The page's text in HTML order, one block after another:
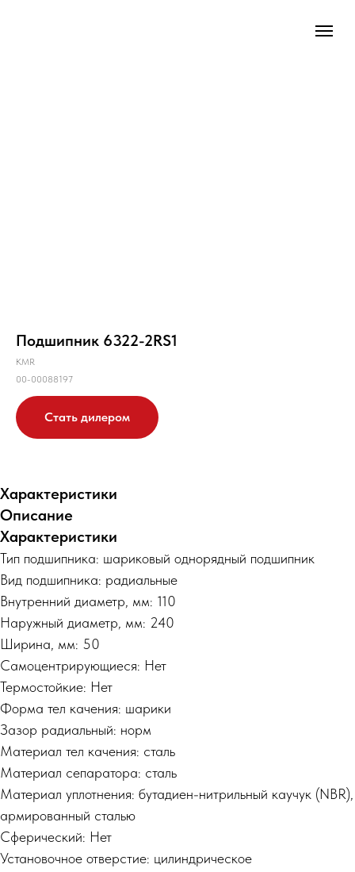
Подшипник 6322-2RS1
KMR
00-00088197
Стать дилером
Характеристики
Описание
Характеристики
Тип подшипника: шариковый однорядный подшипник
Вид подшипника: радиальные
Внутренний диаметр, мм: 110
Наружный диаметр, мм: 240
Ширина, мм: 50
Самоцентрирующиеся: Нет
Термостойкие: Нет
Форма тел качения: шарики
Зазор радиальный: норм
Материал тел качения: сталь
Материал сепаратора: сталь
Материал уплотнения: бутадиен-нитрильный каучук (NBR),
армированный сталью
Сферический: Нет
Установочное отверстие: цилиндрическое